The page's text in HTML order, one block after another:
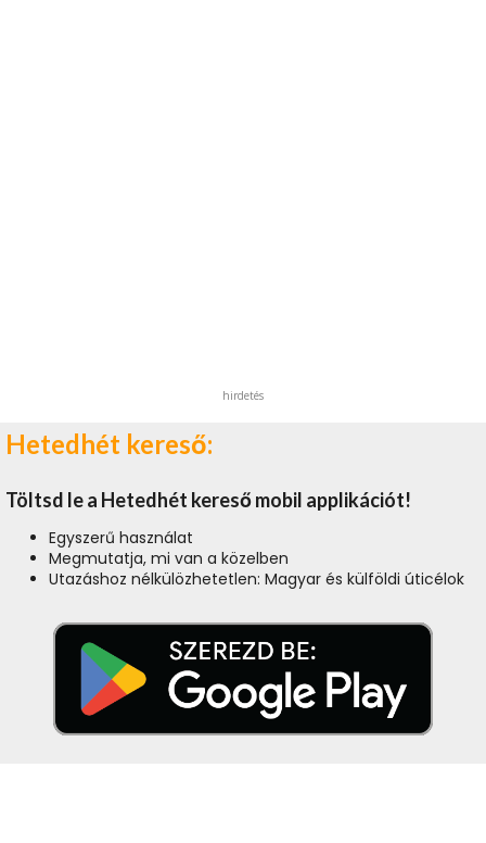
hirdetés
Hetedhét kereső:
Töltsd le a Hetedhét kereső mobil applikációt!
Egyszerű használat
Megmutatja, mi van a közelben
Utazáshoz nélkülözhetetlen: Magyar és külföldi úticélok